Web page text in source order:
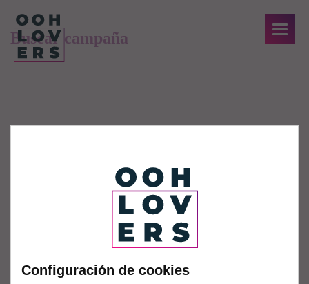
Configuración de cookies